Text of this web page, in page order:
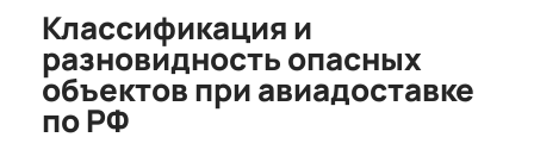
Классификация и
разновидность опасных
объектов при авиадоставке
по РФ